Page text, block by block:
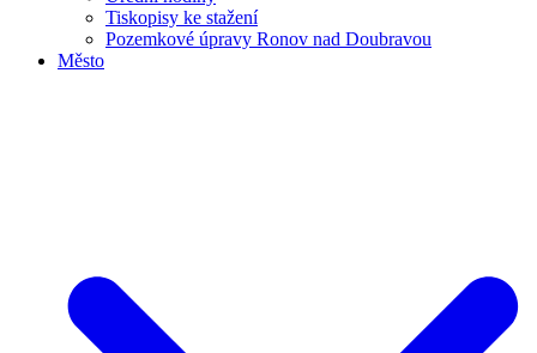
Tiskopisy ke stažení
Pozemkové úpravy Ronov nad Doubravou
Město